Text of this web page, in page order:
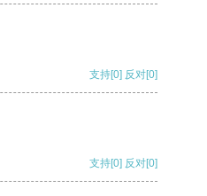
支持[0] 反对[0]
支持[0] 反对[0]